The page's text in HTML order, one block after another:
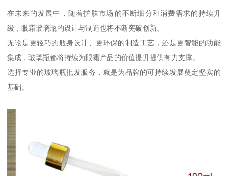
在未来的发展中，随着护肤市场的不断细分和消费需求的持续升
级，眼霜玻璃瓶的设计与制造也将不断突破创新。
无论是更轻巧的瓶身设计、更环保的制造工艺，还是更智能的功能
集成，玻璃瓶都将持续为眼霜产品的价值提升提供有力支撑。
选择专业的玻璃瓶批发服务，就是为品牌的可持续发展奠定坚实的
基础。